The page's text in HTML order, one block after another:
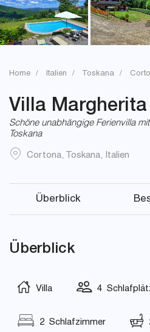
Home Italien Toskana
Villa Margherita
Schöne unabhängige Ferienvilla
Toskana
Cortona, Toskana, Italien
Überblick
Überblick
Villa 4
2 Schlafzimmer